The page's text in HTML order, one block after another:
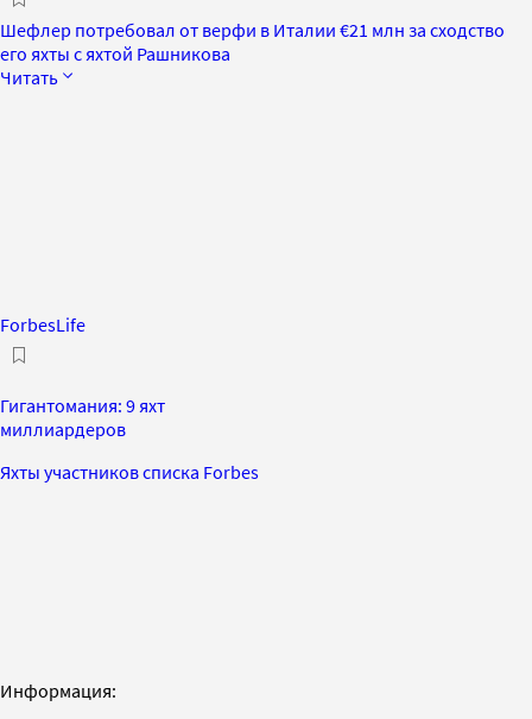
Шефлер потребовал от верфи в Италии €21 млн за сходство
его яхты с яхтой Рашникова
Читать
ForbesLife
Гигантомания: 9 яхт
миллиардеров
Яхты участников списка Forbes
Информация: